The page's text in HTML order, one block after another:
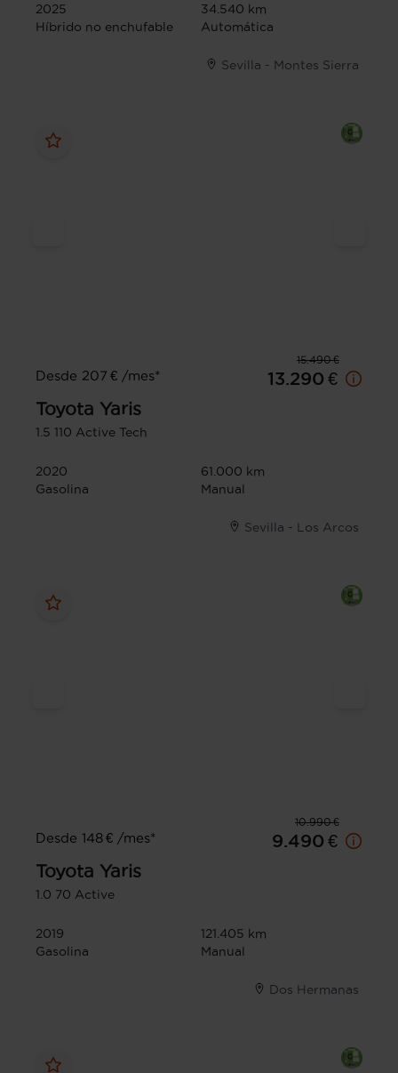
2025
34.540 km
Híbrido no enchufable
Automática
Sevilla - Montes Sierra
15.490 €
Desde 207 € /mes*
13.290 €
Toyota Yaris
1.5 110 Active Tech
2020
61.000 km
Gasolina
Manual
Sevilla - Los Arcos
10.990 €
Desde 148 € /mes*
9.490 €
Toyota Yaris
1.0 70 Active
2019
121.405 km
Gasolina
Manual
Dos Hermanas